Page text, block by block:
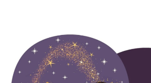
Ekspresna dostava
Prednarudžbe